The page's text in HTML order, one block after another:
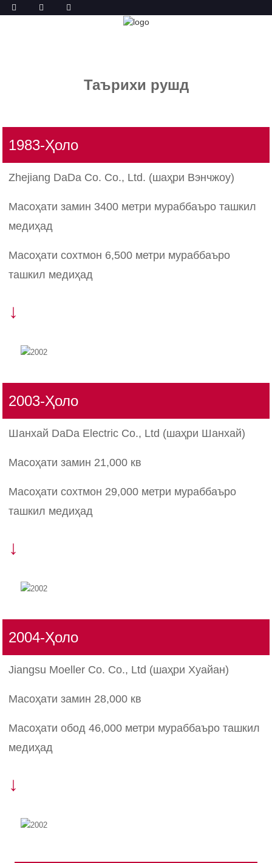
ТАЪРИХ
Таърихи рушд
1983-Ҳоло
Zhejiang DaDa Co. Co., Ltd. (шаҳри Вэнчжоу)
Масоҳати замин 3400 метри мураббаъро ташкил
медиҳад
Масоҳати сохтмон 6,500 метри мураббаъро
ташкил медиҳад
↓
2003-Ҳоло
Шанхай DaDa Electric Co., Ltd (шаҳри Шанхай)
Масоҳати замин 21,000 кв
Масоҳати сохтмон 29,000 метри мураббаъро
ташкил медиҳад
↓
2004-Ҳоло
Jiangsu Moeller Co. Co., Ltd (шаҳри Хуайан)
Масоҳати замин 28,000 кв
Масоҳати обод 46,000 метри мураббаъро ташкил
медиҳад
↓